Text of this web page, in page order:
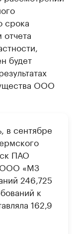
Посмотрите в
срока
будет
ООО
в сентябре
ПАО
ООО «МЗ
246,725
к
162,9